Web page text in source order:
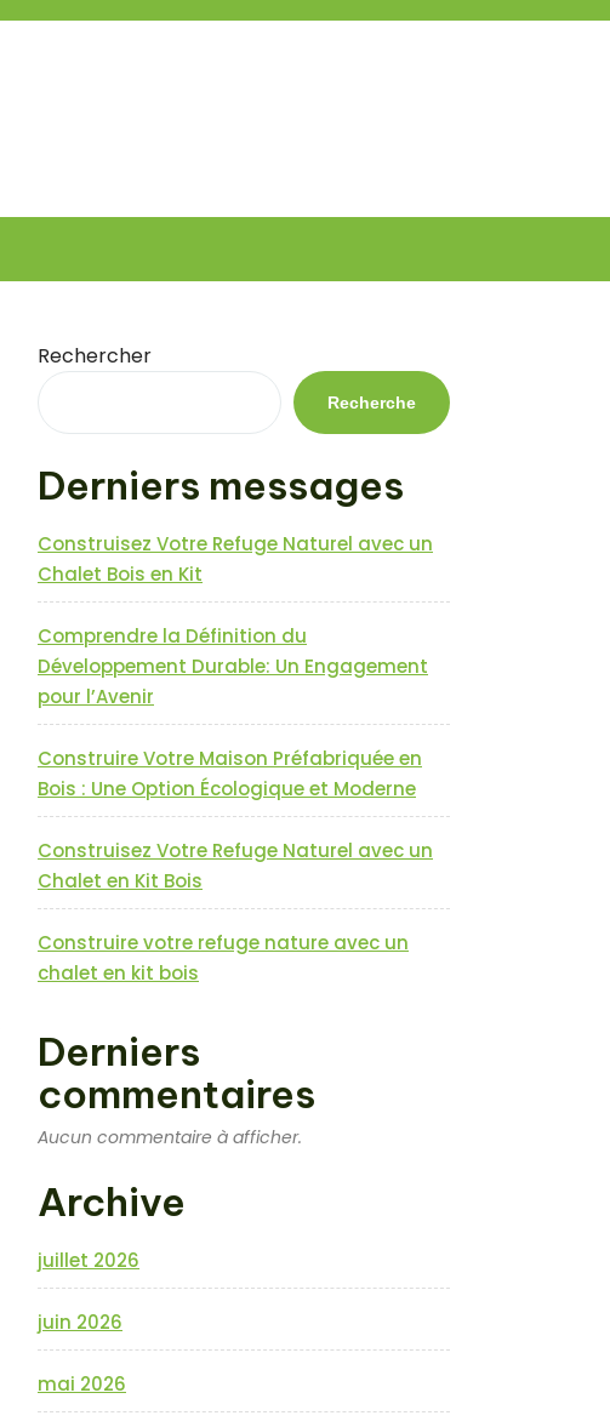
Rechercher
Recherche
Derniers messages
Construisez Votre Refuge Naturel avec un
Chalet Bois en Kit
Comprendre la Définition du
Développement Durable: Un Engagement
pour l’Avenir
Construire Votre Maison Préfabriquée en
Bois : Une Option Écologique et Moderne
Construisez Votre Refuge Naturel avec un
Chalet en Kit Bois
Construire votre refuge nature avec un
chalet en kit bois
Derniers
commentaires
Aucun commentaire à afficher.
Archive
juillet 2026
juin 2026
mai 2026